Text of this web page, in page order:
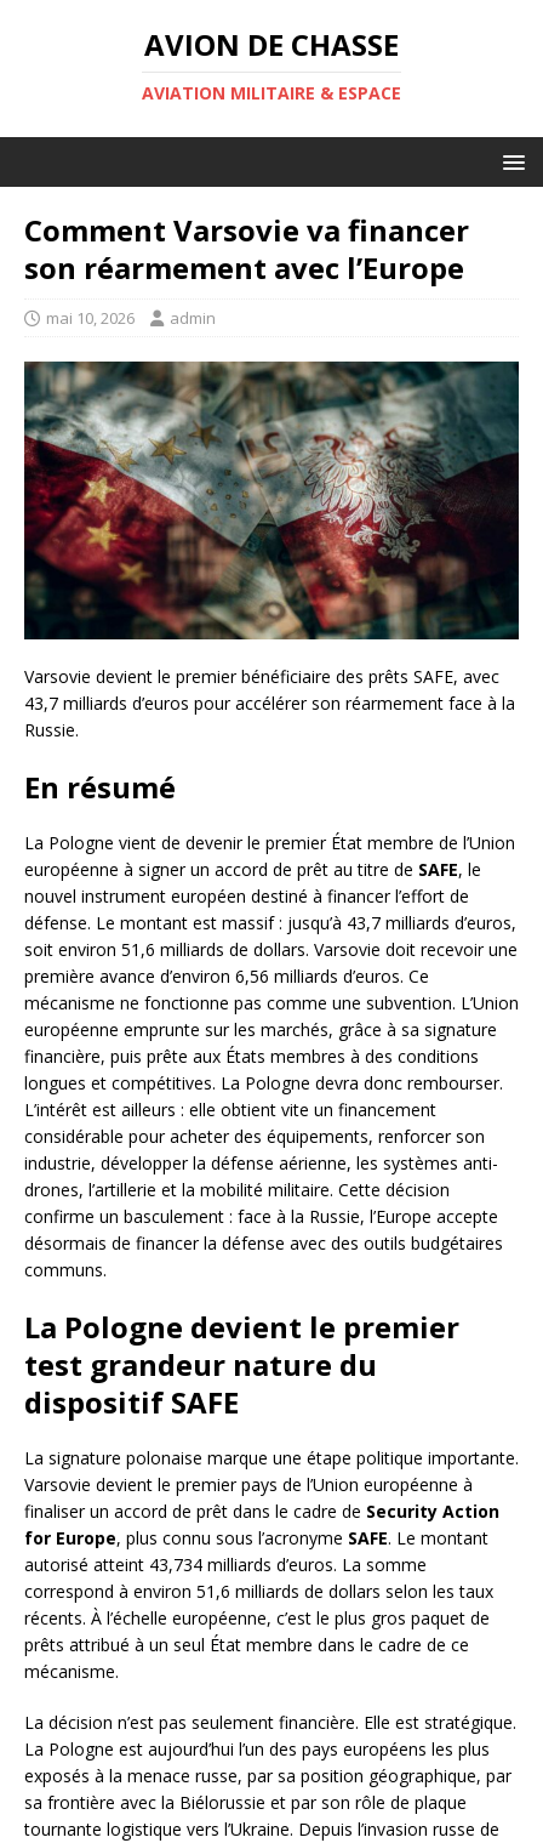
AVION DE CHASSE
AVIATION MILITAIRE & ESPACE
Comment Varsovie va financer
son réarmement avec l’Europe
mai 10, 2026 admin
Varsovie devient le premier bénéficiaire des prêts SAFE, avec
43,7 milliards d’euros pour accélérer son réarmement face à la
Russie.
En résumé
La Pologne vient de devenir le premier État membre de l’Union
européenne à signer un accord de prêt au titre de SAFE, le
nouvel instrument européen destiné à financer l’effort de
défense. Le montant est massif : jusqu’à 43,7 milliards d’euros,
soit environ 51,6 milliards de dollars. Varsovie doit recevoir une
première avance d’environ 6,56 milliards d’euros. Ce
mécanisme ne fonctionne pas comme une subvention. L’Union
européenne emprunte sur les marchés, grâce à sa signature
financière, puis prête aux États membres à des conditions
longues et compétitives. La Pologne devra donc rembourser.
L’intérêt est ailleurs : elle obtient vite un financement
considérable pour acheter des équipements, renforcer son
industrie, développer la défense aérienne, les systèmes anti-
drones, l’artillerie et la mobilité militaire. Cette décision
confirme un basculement : face à la Russie, l’Europe accepte
désormais de financer la défense avec des outils budgétaires
communs.
La Pologne devient le premier
test grandeur nature du
dispositif SAFE
La signature polonaise marque une étape politique importante.
Varsovie devient le premier pays de l’Union européenne à
finaliser un accord de prêt dans le cadre de Security Action
for Europe, plus connu sous l’acronyme SAFE. Le montant
autorisé atteint 43,734 milliards d’euros. La somme
correspond à environ 51,6 milliards de dollars selon les taux
récents. À l’échelle européenne, c’est le plus gros paquet de
prêts attribué à un seul État membre dans le cadre de ce
mécanisme.
La décision n’est pas seulement financière. Elle est stratégique.
La Pologne est aujourd’hui l’un des pays européens les plus
exposés à la menace russe, par sa position géographique, par
sa frontière avec la Biélorussie et par son rôle de plaque
tournante logistique vers l’Ukraine. Depuis l’invasion russe de